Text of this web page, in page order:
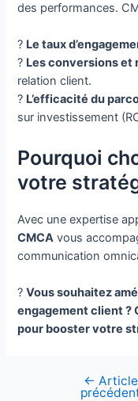
des performances.
? Le taux
? Les conversions
relation client.
? L’efficacité du
sur investissement
Pourquoi
votre
Avec une expertise
CMCA vous
communication
?Vous souhaitez
engagement client ?
pour booster votre
Navigation
← Article